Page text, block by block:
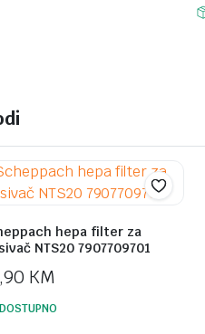
hepa filter za
NTS20 7907709701
KM
DOSTUPNO